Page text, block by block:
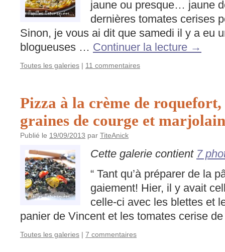
jaune ou presque… jaune
dernières tomates cerises
Sinon, je vous ai dit que samedi il y a eu
blogueuses … Continuer la lecture →
Toutes les galeries | 11 commentaires
Pizza à la crème de
graines de courge et
Publié le 19/09/2013 par TiteAnick
Cette galerie contient 7
“ Tant qu’à préparer de la
gaiement! Hier, il y avait
celle-ci avec les blettes et
panier de Vincent et les tomates cerise
Toutes les galeries | 7 commentaires